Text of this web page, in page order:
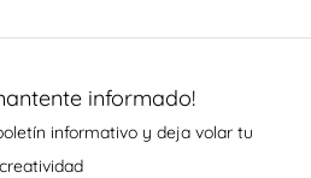
informado!
informativo y deja volar tu
creatividad